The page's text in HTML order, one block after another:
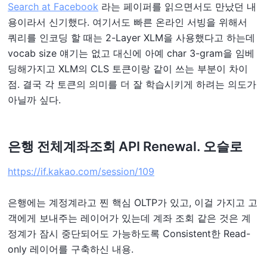
Search at Facebook 라는 페이퍼를 읽으면서도 만났던 내
용이라서 신기했다. 여기서도 빠른 온라인 서빙을 위해서
쿼리를 인코딩 할 때는 2-Layer XLM을 사용했다고 하는데
vocab size 얘기는 없고 대신에 아예 char 3-gram을 임베
딩해가지고 XLM의 CLS 토큰이랑 같이 쓰는 부분이 차이
점. 결국 각 토큰의 의미를 더 잘 학습시키게 하려는 의도가
아닐까 싶다.
은행 전체계좌조회 API Renewal. 오슬로
https://if.kakao.com/session/109
은행에는 계정계라고 찐 핵심 OLTP가 있고, 이걸 가지고 고
객에게 보내주는 레이어가 있는데 계좌 조회 같은 것은 계
정계가 잠시 중단되어도 가능하도록 Consistent한 Read-
only 레이어를 구축하신 내용.